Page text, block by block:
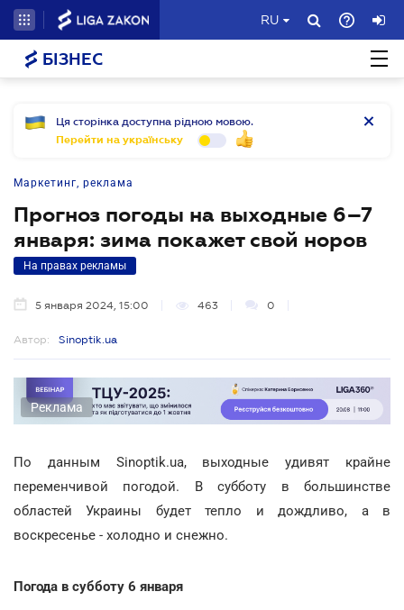
RU
БІЗНЕС
Ця сторінка доступна рідною мовою.
Перейти на українську
Маркетинг, реклама
Прогноз погоды на выходные 6–7
января: зима покажет свой норов
На правах рекламы
5 января 2024, 15:00 463 0
Автор: Sinoptik.ua
Реклама
По данным Sinoptik.ua, выходные удивят крайне
переменчивой погодой. В субботу в большинстве
областей Украины будет тепло и дождливо, а в
воскресенье - холодно и снежно.
Погода в субботу 6 января